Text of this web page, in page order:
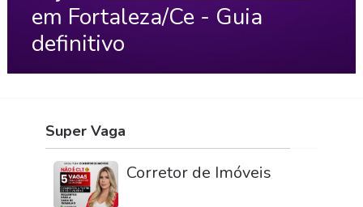
em Fortaleza/Ce - Guia
definitivo
Super Vaga
Corretor de Imóveis